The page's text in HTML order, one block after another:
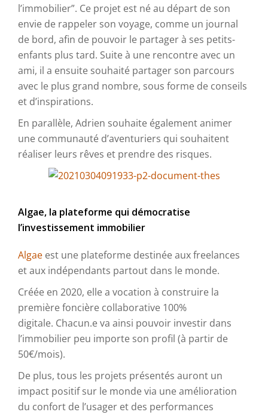
l’immobilier”. Ce projet est né au départ de son
envie de rappeler son voyage, comme un journal
de bord, afin de pouvoir le partager à ses petits-
enfants plus tard. Suite à une rencontre avec un
ami, il a ensuite souhaité partager son parcours
avec le plus grand nombre, sous forme de conseils
et d’inspirations.
En parallèle, Adrien souhaite également animer
une communauté d’aventuriers qui souhaitent
réaliser leurs rêves et prendre des risques.
Algae, la plateforme qui démocratise
l’investissement immobilier
Algae est une plateforme destinée aux freelances
et aux indépendants partout dans le monde.
Créée en 2020, elle a vocation à construire la
première foncière collaborative 100%
digitale. Chacun.e va ainsi pouvoir investir dans
l’immobilier peu importe son profil (à partir de
50€/mois).
De plus, tous les projets présentés auront un
impact positif sur le monde via une amélioration
du confort de l’usager et des performances